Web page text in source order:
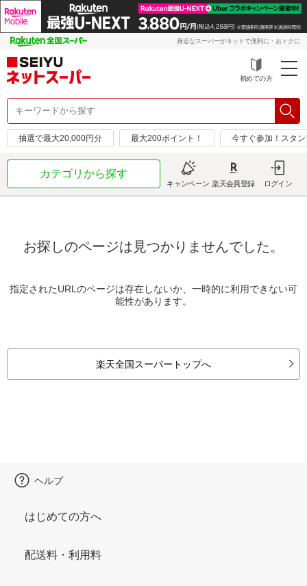
身近なスーパーがネットで便利に・おトクに
初めての方
抽選で最大20,000円分 最大200ポイント！ 今すぐ参加！スタ
カテゴリから探す
キャンペーン 楽天会員登録 ログイン
お探しのページは見つかりませんでした。
指定されたURLのページは存在しないか、一時的に利用できない可
能性があります。
楽天全国スーパートップへ
ヘルプ
はじめての方へ
配送料・利用料